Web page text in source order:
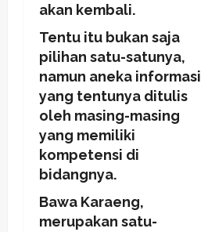
akan kembali.
Tentu itu bukan saja
pilihan satu-satunya,
namun aneka informasi
yang tentunya ditulis
oleh masing-masing
yang memiliki
kompetensi di
bidangnya.
Bawa Karaeng,
merupakan satu-